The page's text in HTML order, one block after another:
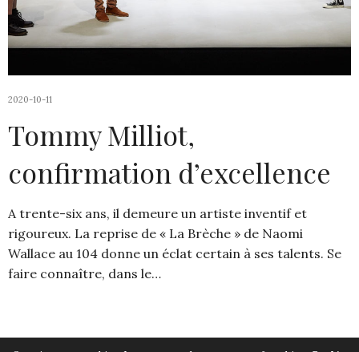
2020-10-11
Tommy Milliot,
confirmation d’excellence
A trente-six ans, il demeure un artiste inventif et
rigoureux. La reprise de « La Brèche » de Naomi
Wallace au 104 donne un éclat certain à ses talents. Se
faire connaître, dans le…